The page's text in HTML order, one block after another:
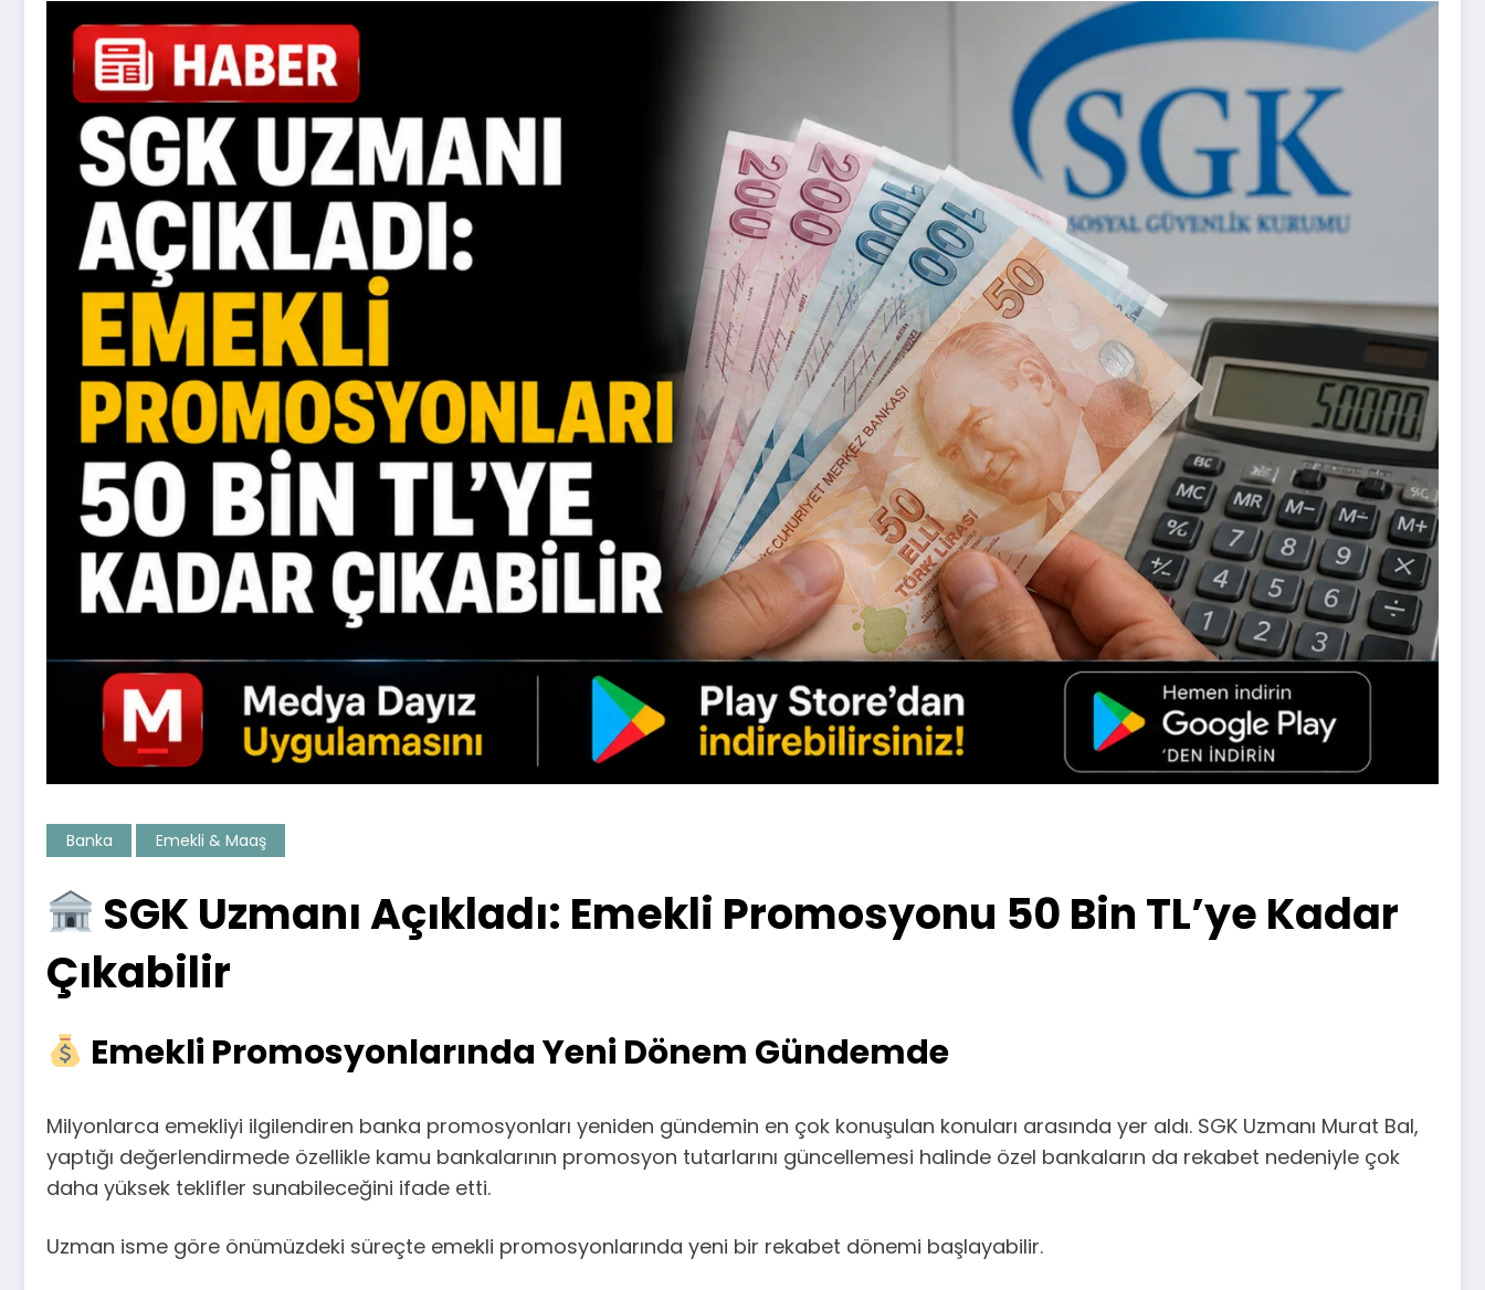
Banka Emekli & Maaş
SGK Uzmanı Açıkladı: Emekli Promosyonu 50 Bin TL’ye Kadar
Çıkabilir
Emekli Promosyonlarında Yeni Dönem Gündemde
Milyonlarca emekliyi ilgilendiren banka promosyonları yeniden gündemin en çok konuşulan konuları arasında yer aldı. SGK Uzmanı Murat Bal,
yaptığı değerlendirmede özellikle kamu bankalarının promosyon tutarlarını güncellemesi halinde özel bankaların da rekabet nedeniyle çok
daha yüksek teklifler sunabileceğini ifade etti.
Uzman isme göre önümüzdeki süreçte emekli promosyonlarında yeni bir rekabet dönemi başlayabilir.